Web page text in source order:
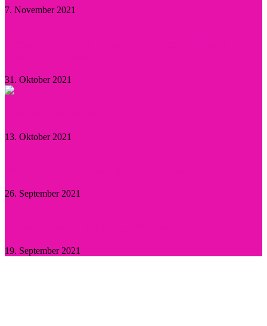
7. November 2021
31. Oktober 2021
13. Oktober 2021
26. September 2021
19. September 2021